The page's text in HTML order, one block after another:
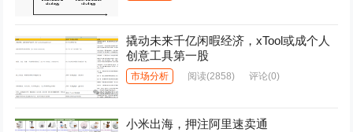
撬动未来千亿闲暇经济，xTool或成个人
创意工具第一股
市场分析 阅读(2858) 评论(0)
小米出海，押注阿里速卖通